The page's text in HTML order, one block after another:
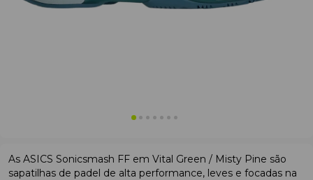
As ASICS Sonicsmash FF em Vital Green / Misty Pine são
sapatilhas de padel de alta performance, leves e focadas na